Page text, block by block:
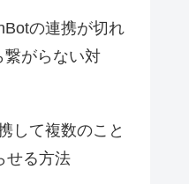
の連携が切れ
繋がらない対
して複数のこと
せる方法